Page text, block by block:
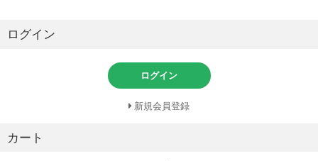
ログイン
ログイン
新規会員登録
カート